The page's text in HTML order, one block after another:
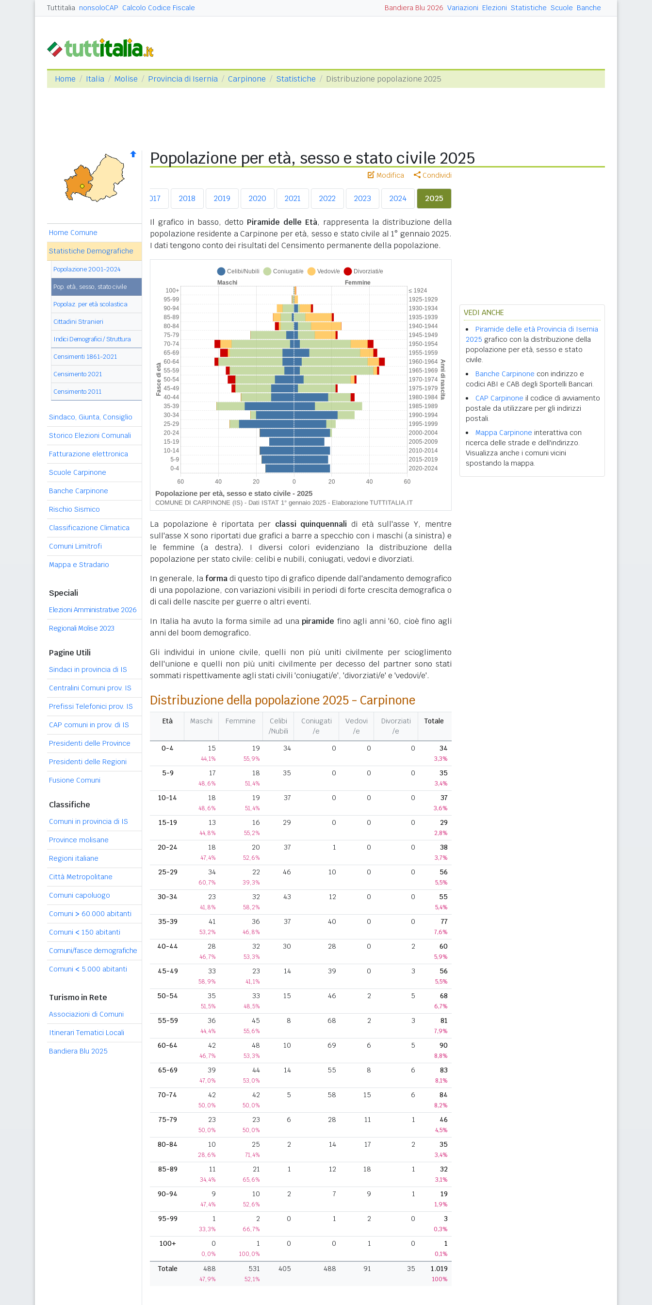
Tuttitalia nonsoloCAP Calcolo Codice Fiscale Bandiera Blu 2026 Variazioni Elezioni Statistiche Scuole Banche
Home Italia Molise Provincia di Isernia Carpinone Statistiche Distribuzione popolazione 2025
Home Comune
Statistiche Demografiche
Popolazione 2001-2024
Pop. età, sesso, stato civile
Popolaz. per età scolastica
Cittadini Stranieri
Indici Demografici / Struttura
Censimenti 1861-2021
Censimento 2021
Censimento 2011
Sindaco, Giunta, Consiglio
Storico Elezioni Comunali
Fatturazione elettronica
Scuole Carpinone
Banche Carpinone
Rischio Sismico
Classificazione Climatica
Comuni Limitrofi
Mappa e Stradario
Speciali
Elezioni Amministrative 2026
Regionali Molise 2023
Pagine Utili
Sindaci in provincia di IS
Centralini Comuni prov. IS
Prefissi Telefonici prov. IS
CAP comuni in prov. di IS
Presidenti delle Province
Presidenti delle Regioni
Fusione Comuni
Classifiche
Comuni in provincia di IS
Province molisane
Regioni italiane
Città Metropolitane
Comuni capoluogo
Comuni > 60.000 abitanti
Comuni < 150 abitanti
Comuni/fasce demografiche
Comuni < 5.000 abitanti
Turismo in Rete
Associazioni di Comuni
Itinerari Tematici Locali
Bandiera Blu 2025
Popolazione per età, sesso e stato civile 2025
Modifica Condividi
2015 2016 2017 2018 2019 2020 2021 2022 2023 2024 2025
Il grafico in basso, detto Piramide delle Età, rappresenta la distribuzione della
popolazione residente a Carpinone per età, sesso e stato civile al 1° gennaio 2025.
I dati tengono conto dei risultati del Censimento permanente della popolazione.
La popolazione è riportata per classi quinquennali di età sull'asse Y, mentre
sull'asse X sono riportati due grafici a barre a specchio con i maschi (a sinistra) e
le femmine (a destra). I diversi colori evidenziano la distribuzione della
popolazione per stato civile: celibi e nubili, coniugati, vedovi e divorziati.
In generale, la formadi questo tipo di grafico dipende dall'andamento demografico
di una popolazione, con variazioni visibili in periodi di forte crescita demografica o
di cali delle nascite per guerre o altri eventi.
In Italia ha avuto la forma simile ad unapiramide fino agli anni '60, cioè fino agli
anni del boom demografico.
Gli individui in unione civile, quelli non più uniti civilmente per scioglimento
dell'unione e quelli non più uniti civilmente per decesso del partner sono stati
sommati rispettivamente agli stati civili 'coniugati/e', 'divorziati/e' e 'vedovi/e'.
Distribuzione della popolazione 2025 - Carpinone
Età Maschi Femmine
Celibi
/Nubili
Coniugati
/e
Vedovi
/e
Divorziati
/e
Totale
0-4 15
44,1%
19
55,9%
34 0 0 0 34
3,3%
5-9 17
48,6%
18
51,4%
35 0 0 0 35
3,4%
10-14 18
48,6%
19
51,4%
37 0 0 0 37
3,6%
15-19 13
44,8%
16
55,2%
29 0 0 0 29
2,8%
20-24 18
47,4%
20
52,6%
37 1 0 0 38
3,7%
25-29 34
60,7%
22
39,3%
46 10 0 0 56
5,5%
30-34 23
41,8%
32
58,2%
43 12 0 0 55
5,4%
35-39 41
53,2%
36
46,8%
37 40 0 0 77
7,6%
40-44 28
46,7%
32
53,3%
30 28 0 2 60
5,9%
45-49 33
58,9%
23
41,1%
14 39 0 3 56
5,5%
50-54 35
51,5%
33
48,5%
15 46 2 5 68
6,7%
55-59 36
44,4%
45
55,6%
8 68 2 3 81
7,9%
60-64 42
46,7%
48
53,3%
10 69 6 5 90
8,8%
65-69 39
47,0%
44
53,0%
14 55 8 6 83
8,1%
70-74 42
50,0%
42
50,0%
5 58 15 6 84
8,2%
75-79 23
50,0%
23
50,0%
6 28 11 1 46
4,5%
80-84 10
28,6%
25
71,4%
2 14 17 2 35
3,4%
85-89 11
34,4%
21
65,6%
1 12 18 1 32
3,1%
90-94 9
47,4%
10
52,6%
2 7 9 1 19
1,9%
95-99 1
33,3%
2
66,7%
0 1 2 0 3
0,3%
100+ 0
0,0%
1
100,0%
0 0 1 0 1
0,1%
Totale 488
47,9%
531
52,1%
405 488 91 35 1.019
100%
VEDI ANCHE
Piramide delle età Provincia di Isernia
2025 grafico con la distribuzione della
popolazione per età, sesso e stato
civile.
Banche Carpinone con indirizzo e
codici ABI e CAB degli Sportelli Bancari.
CAP Carpinone il codice di avviamento
postale da utilizzare per gli indirizzi
postali.
Mappa Carpinone interattiva con
ricerca delle strade e dell'indirizzo.
Visualizza anche i comuni vicini
spostando la mappa.